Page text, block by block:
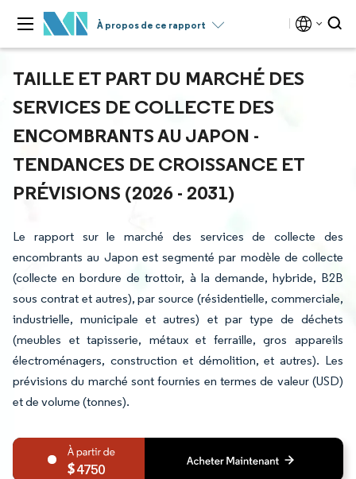
À propos de ce rapport
TAILLE ET PART DU MARCHÉ DES
SERVICES DE COLLECTE DES
ENCOMBRANTS AU JAPON -
TENDANCES DE CROISSANCE ET
PRÉVISIONS (2026 - 2031)
Le rapport sur le marché des services de collecte des
encombrants au Japon est segmenté par modèle de collecte
(collecte en bordure de trottoir, à la demande, hybride, B2B
sous contrat et autres), par source (résidentielle, commerciale,
industrielle, municipale et autres) et par type de déchets
(meubles et tapisserie, métaux et ferraille, gros appareils
électroménagers, construction et démolition, et autres). Les
prévisions du marché sont fournies en termes de valeur (USD)
et de volume (tonnes).
4750